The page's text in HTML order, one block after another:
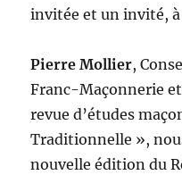
invitée et un invité,
Pierre Mollier,
Franc-Maçonnerie
revue d’études
Traditionnelle »,
nouvelle édition du